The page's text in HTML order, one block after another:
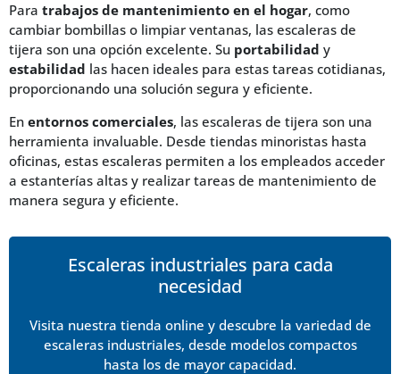
Para trabajos de mantenimiento en el hogar, como
cambiar bombillas o limpiar ventanas, las escaleras de
tijera son una opción excelente. Su portabilidad y
estabilidad las hacen ideales para estas tareas cotidianas,
proporcionando una solución segura y eficiente.
En entornos comerciales, las escaleras de tijera son una
herramienta invaluable. Desde tiendas minoristas hasta
oficinas, estas escaleras permiten a los empleados acceder
a estanterías altas y realizar tareas de mantenimiento de
manera segura y eficiente.
Escaleras industriales para cada
necesidad
Visita nuestra tienda online y descubre la variedad de
escaleras industriales, desde modelos compactos
hasta los de mayor capacidad.